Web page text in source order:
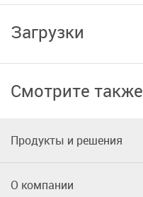
Загрузки
Смотрите также
Продукты и решения
О компании